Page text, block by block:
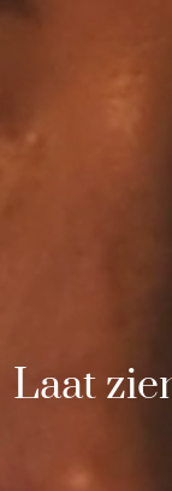
Laat